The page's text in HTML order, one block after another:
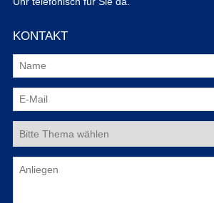
KONTAKT